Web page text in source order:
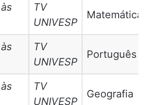
TV
UNIVESP
Matemática
TV
UNIVESP
Português
TV
UNIVESP
Geografia